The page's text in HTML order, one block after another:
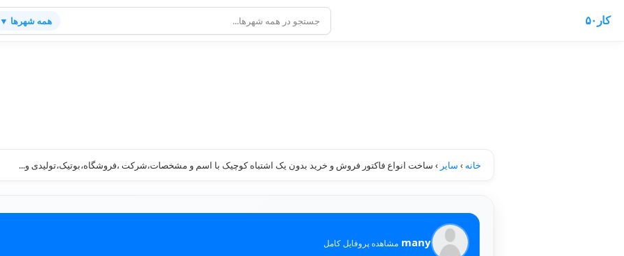
کار۵۰ همه شهرها ▼
خانه › سایر › ساخت انواع فاکتور فروش و خرید بدون یک اشتباه کوچیک با اسم و مشخصات،شرکت ،فروشگاه،بوتیک،تولیدی و...
many مشاهده پروفایل کامل